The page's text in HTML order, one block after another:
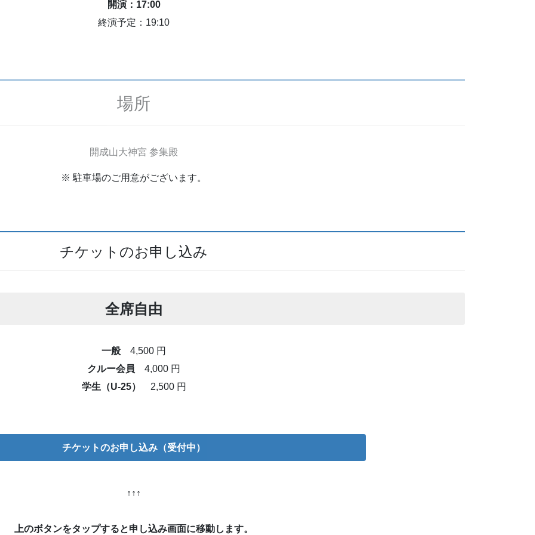
開演：17:00
終演予定：19:10
場所
開成山大神宮 参集殿
※ 駐車場のご用意がございます。
チケットのお申し込み
全席自由
一般 4,500 円
クルー会員 4,000 円
学生（U-25）
2,500 円
チケットのお申し込み（受付中）
↑↑↑
上のボタンをタップすると申し込み画面に移動します。